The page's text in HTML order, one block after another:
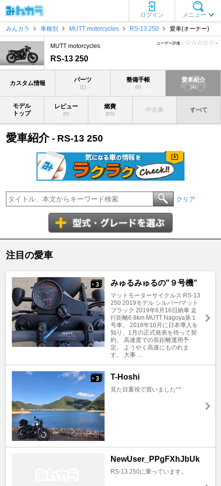
メニュー
ログイン
みんカラ
車種別 MUTT motorcycles RS-13 250 愛車(オーナー)
MUTT motorcycles
RS-13 250
ユーザー評価： -
カスタム情報 パーツ
(1)
整備手帳
(0)
愛車紹介
(4)
モデル
トップ
レビュー
(0)
燃費
(83)
中古車 すべて
愛車紹介- RS-13 250
クリア
注目の愛車
+ 3 みゅるみゅるの"９号機"
マットモーターサイクルス RS-13
250 2019モデル シルバー/マット
ブラック 2019年6月16日納車 走
行距離6.8km MUTT Nagoya第１
号車。 2018年10月に日本導入を
知り、1月の正式発表を待って契
約。 高速度での長距離運用予
定。 ようやく高速にものれま
す。 大事 ...
+ 3 T-Hoshi
見た目重視で買いました^^
NewUser_PPgFXhJbUk
RS-13 250に乗っています。